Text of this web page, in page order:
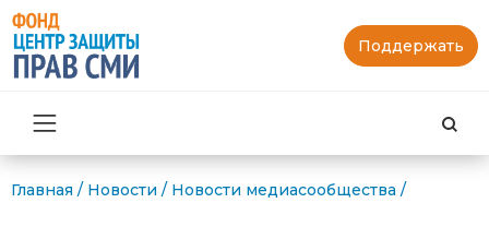
Поддержать
Главная / Новости / Новости медиасообщества /